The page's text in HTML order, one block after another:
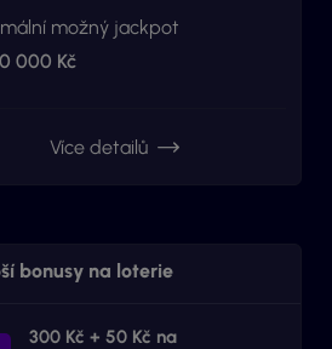
možný jackpot
000 Kč
Více detailů
bonusy na loterie
300 Kč + 50 Kč na